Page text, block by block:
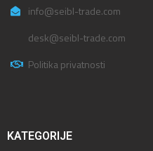
info@seibl-trade.com
desk@seibl-trade.com
Politika privatnosti
KATEGORIJE